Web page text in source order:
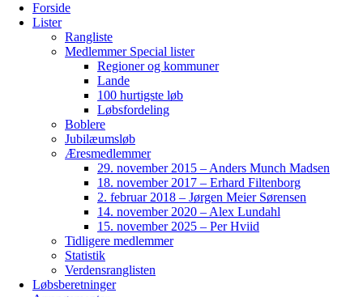
Forside
Lister
Rangliste
Medlemmer Special lister
Regioner og kommuner
Lande
100 hurtigste løb
Løbsfordeling
Boblere
Jubilæumsløb
Æresmedlemmer
29. november 2015 – Anders Munch Madsen
18. november 2017 – Erhard Filtenborg
2. februar 2018 – Jørgen Meier Sørensen
14. november 2020 – Alex Lundahl
15. november 2025 – Per Hviid
Tidligere medlemmer
Statistik
Verdensranglisten
Løbsberetninger